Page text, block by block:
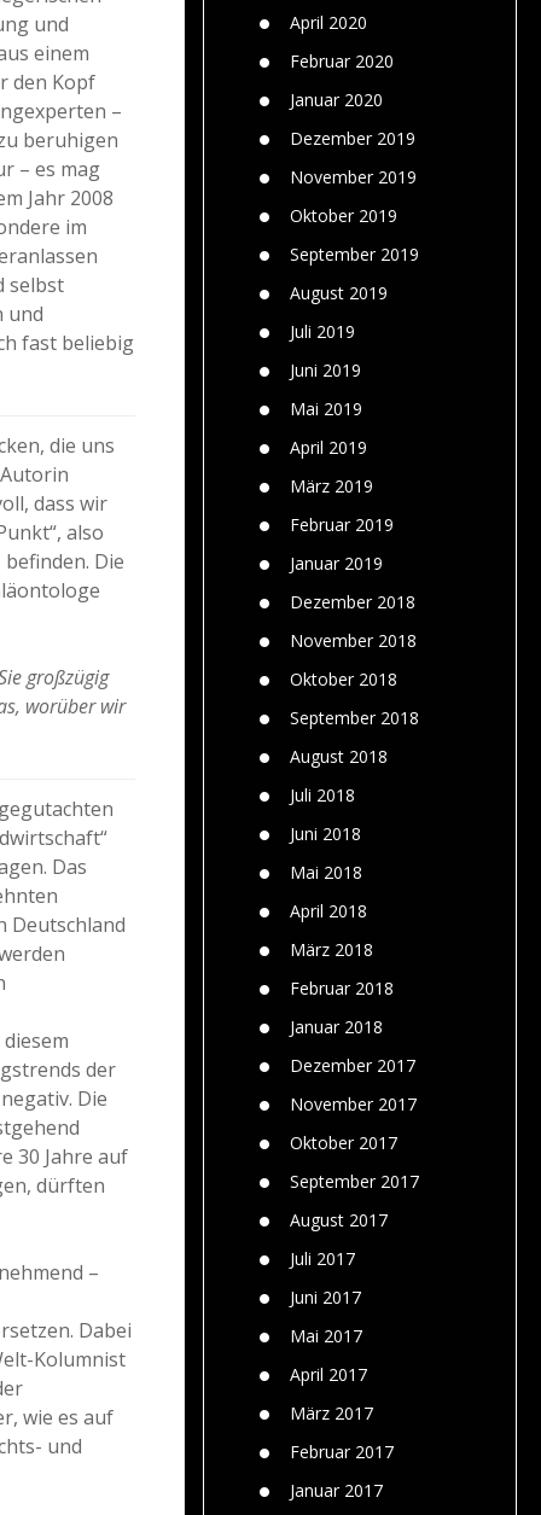
April 2020
Februar 2020
Januar 2020
Dezember 2019
November 2019
Oktober 2019
September 2019
August 2019
Juli 2019
Juni 2019
Mai 2019
April 2019
März 2019
Februar 2019
Januar 2019
Dezember 2018
November 2018
Oktober 2018
September 2018
August 2018
Juli 2018
Juni 2018
Mai 2018
April 2018
März 2018
Februar 2018
Januar 2018
Dezember 2017
November 2017
Oktober 2017
September 2017
August 2017
Juli 2017
Juni 2017
Mai 2017
April 2017
März 2017
Februar 2017
Januar 2017
und
einem
den Kopf
–
beruhigen
– es mag
Jahr 2008
im
selbst
und
fast beliebig
die uns
dass wir
also
Die
großzügig
worüber wir
Das
Deutschland
der
Die
30 Jahre auf
dürften
–
Dabei
Kolumnist
wie es auf
und